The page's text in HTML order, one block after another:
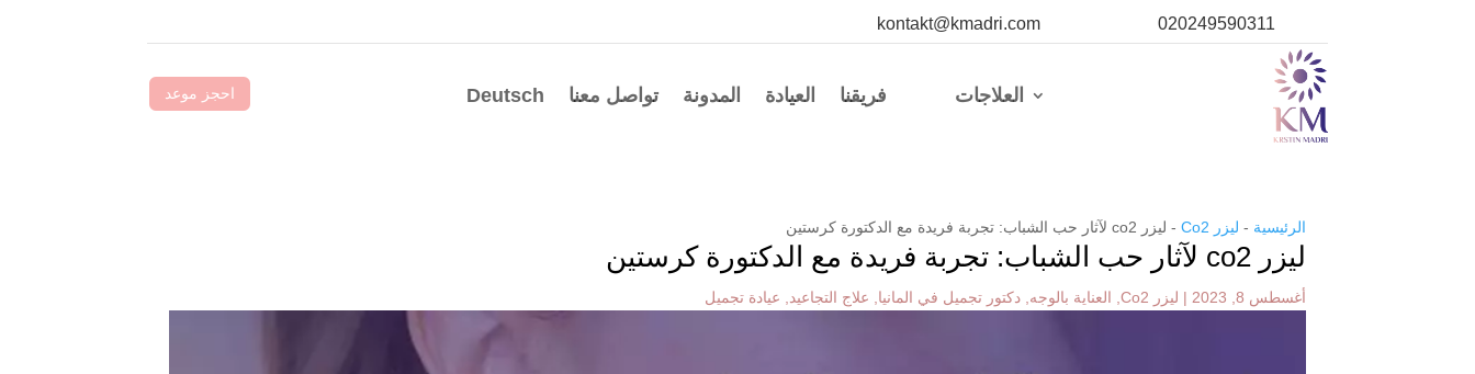
kontakt@kmadri.com 020249590311
العلاجات فريقنا العيادة المدونة تواصل معنا Deutsch احجز موعد
الرئيسية - ليزر Co2 - ليزر co2 لآثار حب الشباب: تجربة فريدة مع الدكتورة كرستين
ليزر co2 لآثار حب الشباب: تجربة فريدة مع الدكتورة كرستين
أغسطس 8, 2023 | ليزر Co2 العناية بالوجه ,دكتور تجميل في المانيا علاج التجاعيد عيادة تجميل